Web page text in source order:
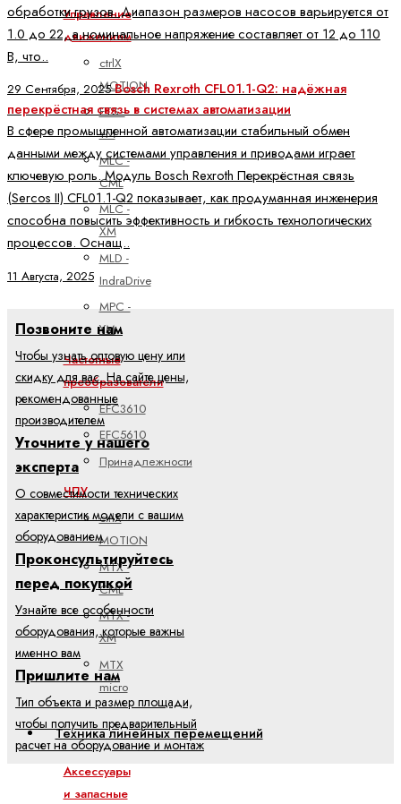
Управление
движением
ctrlX
MOTION
FTS -
YM
MLC -
CML
MLC -
XM
MLD -
IndraDrive
MPC -
YM
Частотные
преобразователи
EFC3610
EFC5610
Принадлежности
ЧПУ
ctrlX
MOTION
MTX -
CML
MTX -
XM
MTX
micro
Техника линейных перемещений
Аксессуары
и запасные
обработки грузов. Диапазон размеров насосов варьируется от
1.0 до 22, а номинальное напряжение составляет от 12 до 110
В, что..
29 Сентября, 2025Bosch Rexroth CFL01.1-Q2: надёжная
перекрёстная связь в системах автоматизации
В сфере промышленной автоматизации стабильный обмен
данными между системами управления и приводами играет
ключевую роль. Модуль Bosch Rexroth Перекрёстная связь
(Sercos II) CFL01.1-Q2 показывает, как продуманная инженерия
способна повысить эффективность и гибкость технологических
процессов. Оснащ..
11 Августа, 2025
Позвоните нам
Чтобы узнать оптовую цену или
скидку для вас. На сайте цены,
рекомендованные
производителем
Уточните у нашего
эксперта
О совместимости технических
характеристик модели с вашим
оборудованием
Проконсультируйтесь
перед покупкой
Узнайте все особенности
оборудования, которые важны
именно вам
Пришлите нам
Тип объекта и размер площади,
чтобы получить предварительный
расчет на оборудование и монтаж